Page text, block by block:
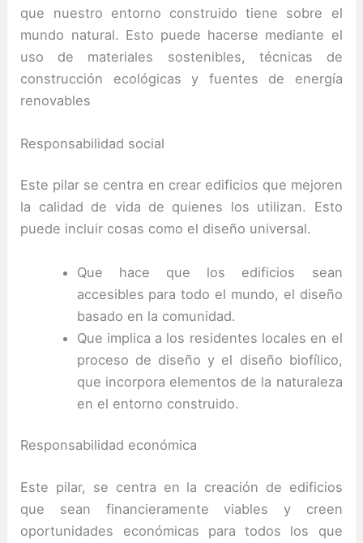
que nuestro entorno construido tiene sobre el
mundo natural. Esto puede hacerse mediante el
uso de materiales sostenibles, técnicas de
construcción ecológicas y fuentes de energía
renovables
Responsabilidad social
Este pilar se centra en crear edificios que mejoren
la calidad de vida de quienes los utilizan. Esto
puede incluir cosas como el diseño universal.
Que hace que los edificios sean
accesibles para todo el mundo, el diseño
basado en la comunidad.
Que implica a los residentes locales en el
proceso de diseño y el diseño biofílico,
que incorpora elementos de la naturaleza
en el entorno construido.
Responsabilidad económica
Este pilar, se centra en la creación de edificios
que sean financieramente viables y creen
oportunidades económicas para todos los que